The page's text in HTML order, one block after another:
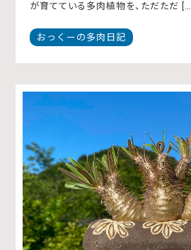
が育てている多肉植物を、ただただ […]
おっくーの多肉日記